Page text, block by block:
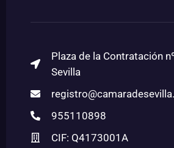
Plaza de la Contratación
Sevilla
955110898
CIF: Q4173001A